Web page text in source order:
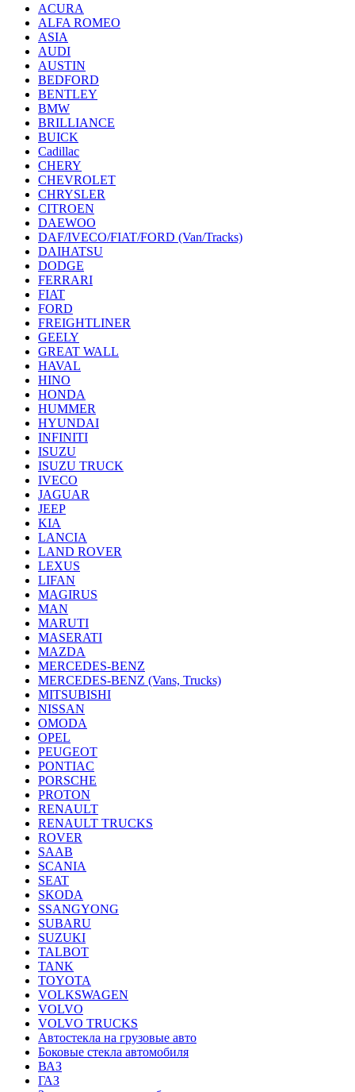
ACURA
ALFA ROMEO
ASIA
AUDI
AUSTIN
BEDFORD
BENTLEY
BMW
BRILLIANCE
BUICK
Cadillac
CHERY
CHEVROLET
CHRYSLER
CITROEN
DAEWOO
DAF/IVECO/FIAT/FORD (Van/Tracks)
DAIHATSU
DODGE
FERRARI
FIAT
FORD
FREIGHTLINER
GEELY
GREAT WALL
HAVAL
HINO
HONDA
HUMMER
HYUNDAI
INFINITI
ISUZU
ISUZU TRUCK
IVECO
JAGUAR
JEEP
KIA
LANCIA
LAND ROVER
LEXUS
LIFAN
MAGIRUS
MAN
MARUTI
MASERATI
MAZDA
MERCEDES-BENZ
MERCEDES-BENZ (Vans, Trucks)
MITSUBISHI
NISSAN
OMODA
OPEL
PEUGEOT
PONTIAC
PORSCHE
PROTON
RENAULT
RENAULT TRUCKS
ROVER
SAAB
SCANIA
SEAT
SKODA
SSANGYONG
SUBARU
SUZUKI
TALBOT
TANK
TOYOTA
VOLKSWAGEN
VOLVO
VOLVO TRUCKS
Автостекла на грузовые авто
Боковые стекла автомобиля
ВАЗ
ГАЗ